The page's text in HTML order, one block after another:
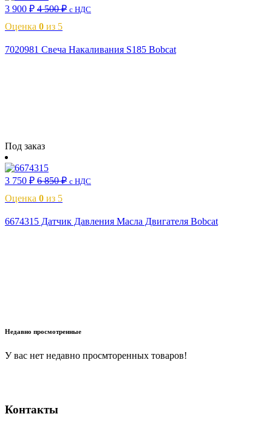
3 900 ₽ 4 500₽ с НДС
Оценка 0 из 5
7020981 Свеча Накаливания S185 Bobcat
Под заказ
3 750 ₽ 6 850₽ с НДС
Оценка 0 из 5
6674315 Датчик Давления Масла Двигателя Bobcat
Недавно просмотренные
У вас нет недавно просмторенных товаров!
Контакты